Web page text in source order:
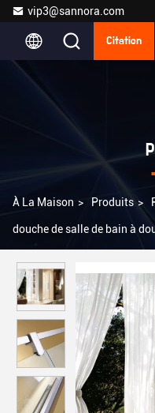
vip3@sannora.com
Citation
À La Maison > Produits >
douche de salle de bain à